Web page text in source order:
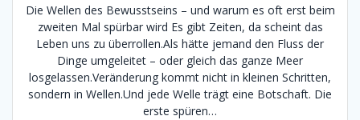
Die Wellen des Bewusstseins – und warum es oft erst beim
zweiten Mal spürbar wird Es gibt Zeiten, da scheint das
Leben uns zu überrollen.Als hätte jemand den Fluss der
Dinge umgeleitet – oder gleich das ganze Meer
losgelassen.Veränderung kommt nicht in kleinen Schritten,
sondern in Wellen.Und jede Welle trägt eine Botschaft. Die
erste spüren…